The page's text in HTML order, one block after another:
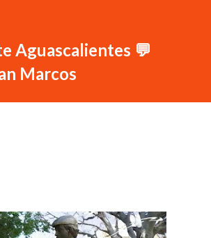
Aguascalientes 💬
Marcos